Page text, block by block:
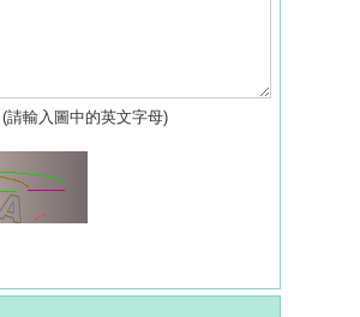
(請輸入圖中的英文字母)